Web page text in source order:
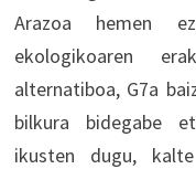
Arazoa hemen
ekologikoaren
alternatiboa, G7a
bilkura bidegabe
ikusten dugu,